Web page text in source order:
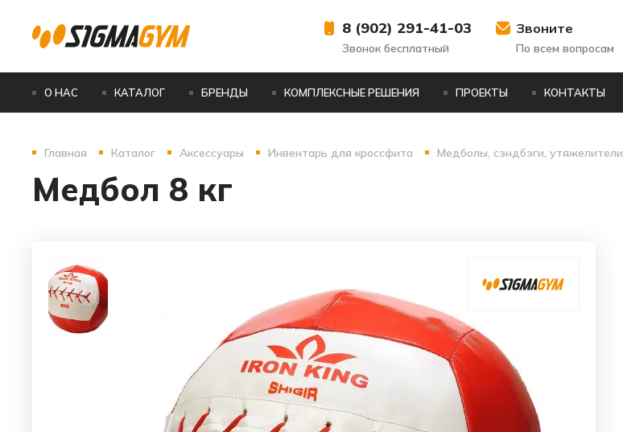
8 (902) 291-41-03
Звонок бесплатный
Звоните
По всем вопросам
О НАС КАТАЛОГ БРЕНДЫ КОМПЛЕКСНЫЕ РЕШЕНИЯ ПРОЕКТЫ КОНТАКТЫ
Главная Каталог Аксессуары Инвентарь для кроссфита Медболы, сэндбэги, утяжелители
Медбол 8 кг